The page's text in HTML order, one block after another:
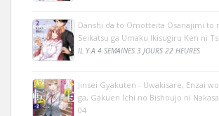
Danshi da to Omotteita Osanajimi to
Seikatsu ga Umaku Ikisugiru Ken ni
IL Y A 4 SEMAINES 3 JOURS 22 HEURES
Jinsei Gyakuten - Uwakisare, Enzai
ga, Gakuen Ichi no Bishoujo ni
04